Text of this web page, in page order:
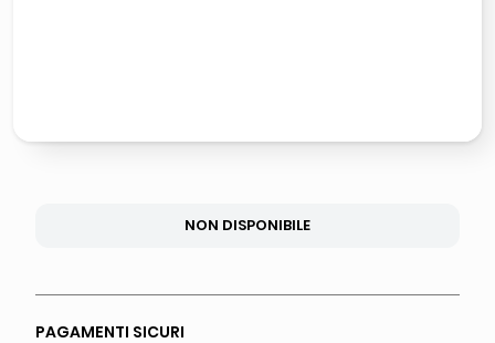
NON DISPONIBILE
PAGAMENTI SICURI